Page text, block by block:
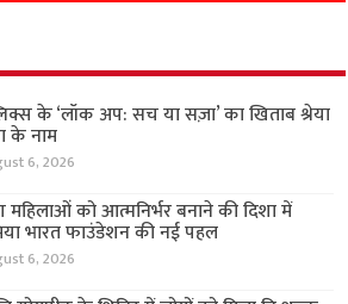
के ‘लॉक अप: सच या सज़ा’ का खिताब श्रेया
के नाम
6, 2026
महिलाओं को आत्मनिर्भर बनाने की दिशा में
भारत फाउंडेशन की नई पहल
6, 2026